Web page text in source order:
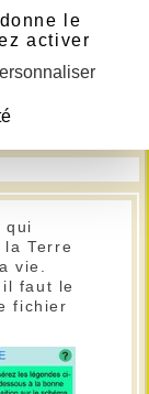
le
qui
Terre
vie.
faut le
fichier
le
activer